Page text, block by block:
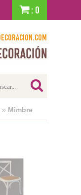
: 0
» Mimbre